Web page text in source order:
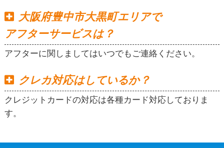
大阪府豊中市大黒町エリアで
アフターサービスは？
アフターに関しましてはいつでもご連絡ください。
クレカ対応はしているか？
クレジットカードの対応は各種カード対応しておりま
す。